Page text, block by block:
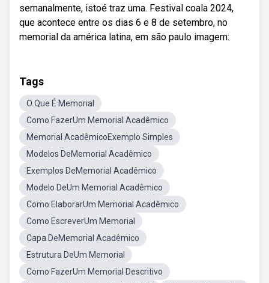
semanalmente, istoé traz uma. Festival coala 2024,
que acontece entre os dias 6 e 8 de setembro, no
memorial da américa latina, em são paulo imagem:
Tags
O Que É Memorial
Como FazerUm Memorial Acadêmico
Memorial AcadêmicoExemplo Simples
Modelos DeMemorial Acadêmico
Exemplos DeMemorial Acadêmico
Modelo DeUm Memorial Acadêmico
Como ElaborarUm Memorial Acadêmico
Como EscreverUm Memorial
Capa DeMemorial Acadêmico
Estrutura DeUm Memorial
Como FazerUm Memorial Descritivo